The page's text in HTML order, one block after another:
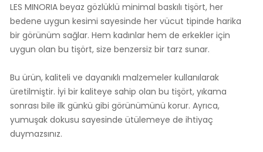
LES MINORIA beyaz gözlüklü minimal baskılı tişört, her
bedene uygun kesimi sayesinde her vücut tipinde harika
bir görünüm sağlar. Hem kadınlar hem de erkekler için
uygun olan bu tişört, size benzersiz bir tarz sunar.
Bu ürün, kaliteli ve dayanıklı malzemeler kullanılarak
üretilmiştir. İyi bir kaliteye sahip olan bu tişört, yıkama
sonrası bile ilk günkü gibi görünümünü korur. Ayrıca,
yumuşak dokusu sayesinde ütülemeye de ihtiyaç
duymazsınız.